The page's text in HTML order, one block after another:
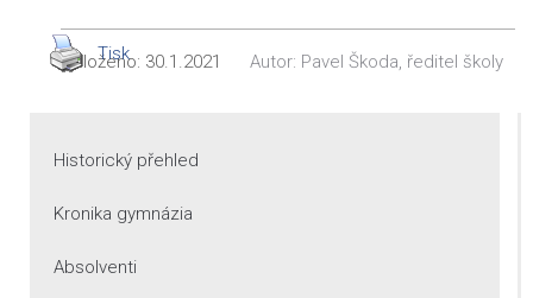
Tisk
Vloženo: 30.1.2021 Autor: Pavel Škoda, ředitel školy
Historický přehled
Kronika gymnázia
Absolventi